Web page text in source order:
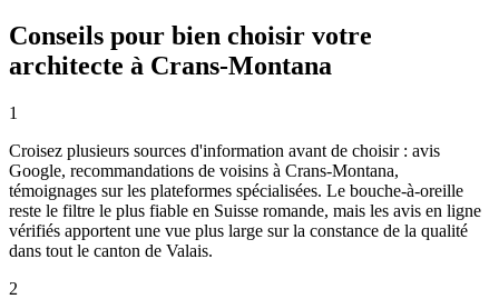
Conseils pour bien choisir votre
architecte à Crans-Montana
1
Croisez plusieurs sources d'information avant de choisir : avis
Google, recommandations de voisins à Crans-Montana,
témoignages sur les plateformes spécialisées. Le bouche-à-oreille
reste le filtre le plus fiable en Suisse romande, mais les avis en ligne
vérifiés apportent une vue plus large sur la constance de la qualité
dans tout le canton de Valais.
2